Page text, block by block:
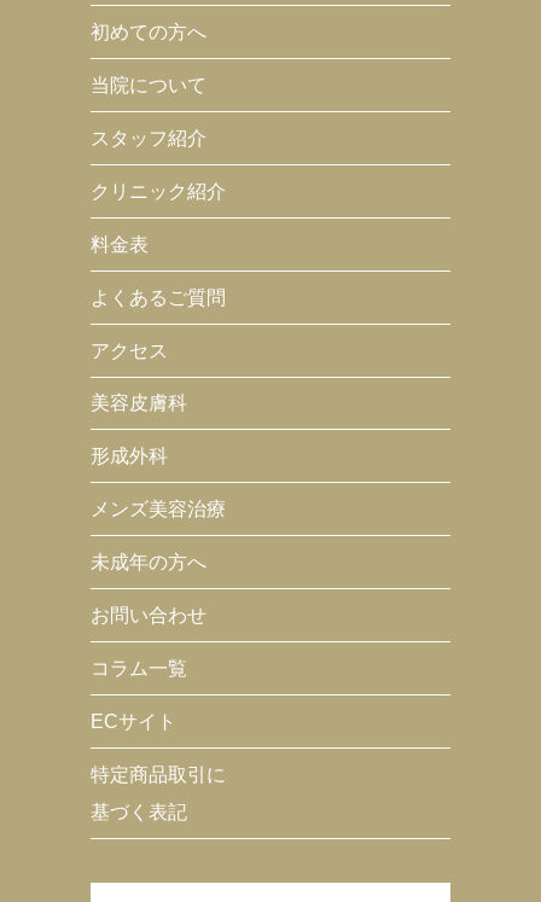
初めての方へ
当院について
スタッフ紹介
クリニック紹介
料金表
よくあるご質問
アクセス
美容皮膚科
形成外科
メンズ美容治療
未成年の方へ
お問い合わせ
コラム一覧
ECサイト
特定商品取引に
基づく表記